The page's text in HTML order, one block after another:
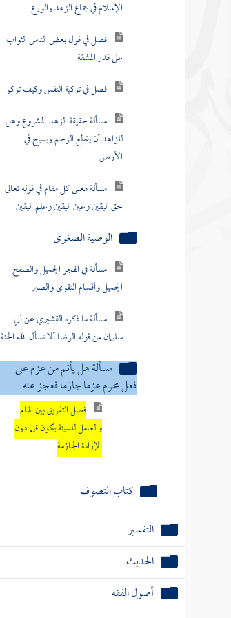
الإسلام في جماع الزهد والورع
فصل في قول بعض الناس الثواب
على قدر المشقة
فصل في تزكية النفس وكيف تزكو
مسألة حقيقة الزهد المشروع وهل
للزاهد أن يقطع الرحم ويسيح في
الأرض
مسألة معنى كل مقام في قوله تعالى
حق اليقين وعين اليقين وعلم اليقين
الوصية الصغرى
مسألة في الهجر الجميل والصفح
الجميل وأقسام التقوى والصبر
مسألة ما ذكره القشيري عن أبي
سليمان من قوله الرضا ألا تسأل الله الجنة
مسألة هل يأثم من عزم على
فعل محرم عزما جازما فعجز عنه
فصل التفريق بين الهام
والعامل للسيئة يكون فيما دون
الإرادة الجازمة
كتاب التصوف
التفسير
الحديث
أصول الفقه